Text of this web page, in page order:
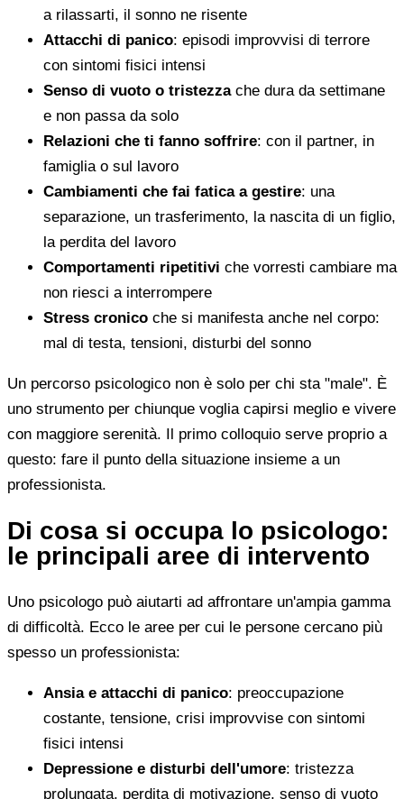
a rilassarti, il sonno ne risente
Attacchi di panico: episodi improvvisi di terrore
con sintomi fisici intensi
Senso di vuoto o tristezzache dura da settimane
e non passa da solo
Relazioni che ti fanno soffrire: con il partner, in
famiglia o sul lavoro
Cambiamenti che fai fatica a gestire: una
separazione, un trasferimento, la nascita di un figlio,
la perdita del lavoro
Comportamenti ripetitivi che vorresti cambiare ma
non riesci a interrompere
Stress cronico che si manifesta anche nel corpo:
mal di testa, tensioni, disturbi del sonno
Un percorso psicologico non è solo per chi sta "male". È
uno strumento per chiunque voglia capirsi meglio e vivere
con maggiore serenità. Il primo colloquio serve proprio a
questo: fare il punto della situazione insieme a un
professionista.
Di cosa si occupa lo psicologo:
le principali aree di intervento
Uno psicologo può aiutarti ad affrontare un'ampia gamma
di difficoltà. Ecco le aree per cui le persone cercano più
spesso un professionista:
Ansia e attacchi di panico: preoccupazione
costante, tensione, crisi improvvise con sintomi
fisici intensi
Depressione e disturbi dell'umore: tristezza
prolungata, perdita di motivazione, senso di vuoto